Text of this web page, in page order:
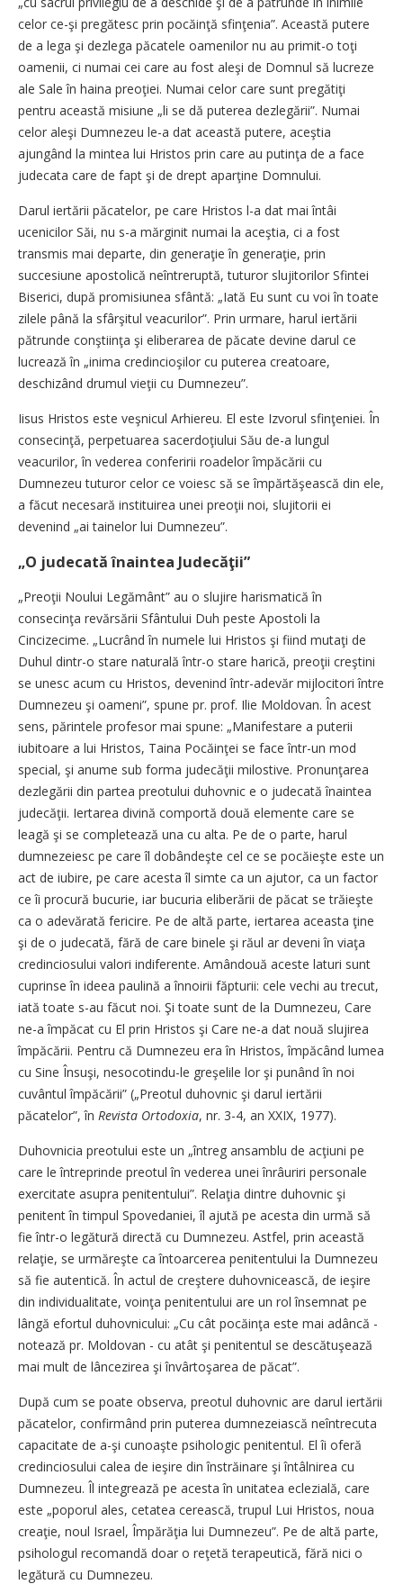
celor ce-şi pregătesc prin pocăinţă sfinţenia”. Această putere
de a lega şi dezlega păcatele oamenilor nu au primit-o toţi
oamenii, ci numai cei care au fost aleşi de Domnul să lucreze
ale Sale în haina preoţiei. Numai celor care sunt pregătiţi
pentru această misiune „li se dă puterea dezlegării”. Numai
celor aleşi Dumnezeu le-a dat această putere, aceştia
ajungând la mintea lui Hristos prin care au putinţa de a face
judecata care de fapt şi de drept aparţine Domnului.
Darul iertării păcatelor, pe care Hristos l-a dat mai întâi
ucenicilor Săi, nu s-a mărginit numai la aceştia, ci a fost
transmis mai departe, din generaţie în generaţie, prin
succesiune apostolică neîntreruptă, tuturor slujitorilor Sfintei
Biserici, după promisiunea sfântă: „Iată Eu sunt cu voi în toate
zilele până la sfârşitul veacurilor”. Prin urmare, harul iertării
pătrunde conştiinţa şi eliberarea de păcate devine darul ce
lucrează în „inima credincioşilor cu puterea creatoare,
deschizând drumul vieţii cu Dumnezeu”.
Iisus Hristos este veşnicul Arhiereu. El este Izvorul sfinţeniei. În
consecinţă, perpetuarea sacerdoţiului Său de-a lungul
veacurilor, în vederea conferirii roadelor împăcării cu
Dumnezeu tuturor celor ce voiesc să se împărtăşească din ele,
a făcut necesară instituirea unei preoţii noi, slujitorii ei
devenind „ai tainelor lui Dumnezeu”.
„O judecată înaintea Judecăţii”
„Preoţii Noului Legământ” au o slujire harismatică în
consecinţa revărsării Sfântului Duh peste Apostoli la
Cincizecime. „Lucrând în numele lui Hristos şi fiind mutaţi de
Duhul dintr-o stare naturală într-o stare harică, preoţii creştini
se unesc acum cu Hristos, devenind într-adevăr mijlocitori între
Dumnezeu şi oameni”, spune pr. prof. Ilie Moldovan. În acest
sens, părintele profesor mai spune: „Manifestare a puterii
iubitoare a lui Hristos, Taina Pocăinţei se face într-un mod
special, şi anume sub forma judecăţii milostive. Pronunţarea
dezlegării din partea preotului duhovnic e o judecată înaintea
judecăţii. Iertarea divină comportă două elemente care se
leagă şi se completează una cu alta. Pe de o parte, harul
dumnezeiesc pe care îl dobândeşte cel ce se pocăieşte este un
act de iubire, pe care acesta îl simte ca un ajutor, ca un factor
ce îi procură bucurie, iar bucuria eliberării de păcat se trăieşte
ca o adevărată fericire. Pe de altă parte, iertarea aceasta ţine
şi de o judecată, fără de care binele şi răul ar deveni în viaţa
credinciosului valori indiferente. Amândouă aceste laturi sunt
cuprinse în ideea paulină a înnoirii făpturii: cele vechi au trecut,
iată toate s-au făcut noi. Şi toate sunt de la Dumnezeu, Care
ne-a împăcat cu El prin Hristos şi Care ne-a dat nouă slujirea
împăcării. Pentru că Dumnezeu era în Hristos, împăcând lumea
cu Sine Însuşi, nesocotindu-le greşelile lor şi punând în noi
cuvântul împăcării” („Preotul duhovnic şi darul iertării
păcatelor”, în Revista Ortodoxia, nr. 3-4, an XXIX, 1977).
Duhovnicia preotului este un „întreg ansamblu de acţiuni pe
care le întreprinde preotul în vederea unei înrâuriri personale
exercitate asupra penitentului”. Relaţia dintre duhovnic şi
penitent în timpul Spovedaniei, îl ajută pe acesta din urmă să
fie într-o legătură directă cu Dumnezeu. Astfel, prin această
relaţie, se urmăreşte ca întoarcerea penitentului la Dumnezeu
să fie autentică. În actul de creştere duhovnicească, de ieşire
din individualitate, voinţa penitentului are un rol însemnat pe
lângă efortul duhovnicului: „Cu cât pocăinţa este mai adâncă -
notează pr. Moldovan - cu atât şi penitentul se descătuşează
mai mult de lâncezirea şi învârtoşarea de păcat”.
După cum se poate observa, preotul duhovnic are darul iertării
păcatelor, confirmând prin puterea dumnezeiască neîntrecuta
capacitate de a-şi cunoaşte psihologic penitentul. El îi oferă
credinciosului calea de ieşire din înstrăinare şi întâlnirea cu
Dumnezeu. Îl integrează pe acesta în unitatea eclezială, care
este „poporul ales, cetatea cerească, trupul Lui Hristos, noua
creaţie, noul Israel, Împărăţia lui Dumnezeu”. Pe de altă parte,
psihologul recomandă doar o reţetă terapeutică, fără nici o
legătură cu Dumnezeu.